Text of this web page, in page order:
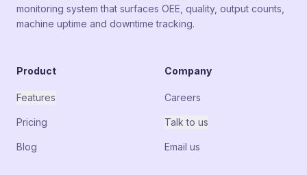
monitoring system that surfaces OEE, quality, output counts,
machine uptime and downtime tracking.
Product
Features
Pricing
Blog
Company
Careers
Talk to us
Email us